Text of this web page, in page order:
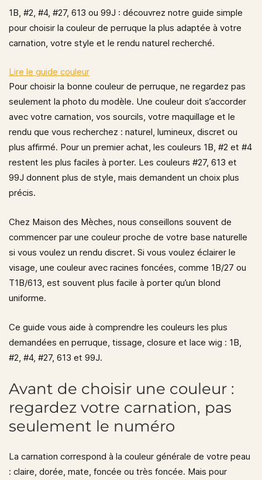
1B, #2, #4, #27, 613 ou 99J : découvrez notre guide simple
pour choisir la couleur de perruque la plus adaptée à votre
carnation, votre style et le rendu naturel recherché.
Lire le guide couleur
Pour choisir la bonne couleur de perruque, ne regardez pas
seulement la photo du modèle. Une couleur doit s’accorder
avec votre carnation, vos sourcils, votre maquillage et le
rendu que vous recherchez : naturel, lumineux, discret ou
plus affirmé. Pour un premier achat, les couleurs 1B, #2 et #4
restent les plus faciles à porter. Les couleurs #27, 613 et
99J donnent plus de style, mais demandent un choix plus
précis.
Chez Maison des Mèches, nous conseillons souvent de
commencer par une couleur proche de votre base naturelle
si vous voulez un rendu discret. Si vous voulez éclairer le
visage, une couleur avec racines foncées, comme 1B/27 ou
T1B/613, est souvent plus facile à porter qu’un blond
uniforme.
Ce guide vous aide à comprendre les couleurs les plus
demandées en perruque, tissage, closure et lace wig : 1B,
#2, #4, #27, 613 et 99J.
Avant de choisir une couleur :
regardez votre carnation, pas
seulement le numéro
La carnation correspond à la couleur générale de votre peau
: claire, dorée, mate, foncée ou très foncée. Mais pour